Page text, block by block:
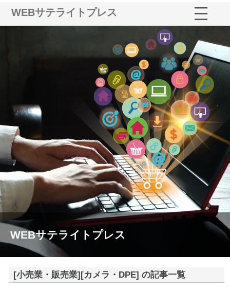
WEBサテライトプレス
WEBサテライトプレス
[小売業・販売業][カメラ・DPE] の記事一覧